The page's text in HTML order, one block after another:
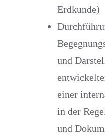
Erdkunde)
und
einer
in der
und